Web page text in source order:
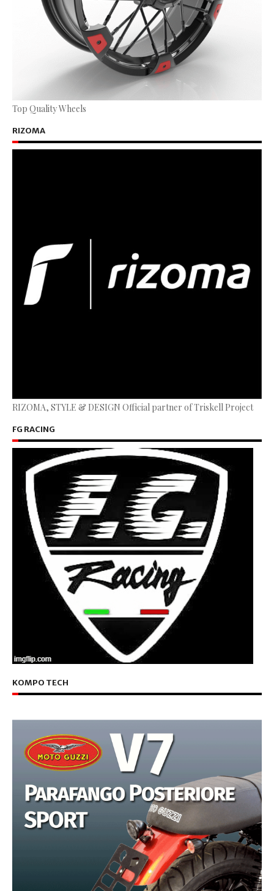
Top Quality Wheels
RIZOMA
RIZOMA, STYLE & DESIGN Official partner of Triskell Project
FG RACING
KOMPO TECH